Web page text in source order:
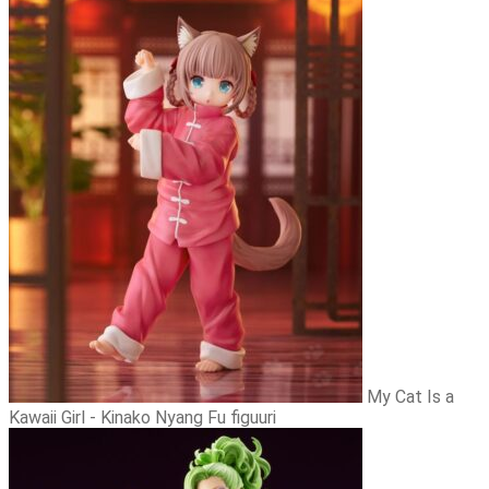
My Cat Is a
Kawaii Girl - Kinako Nyang Fu figuuri